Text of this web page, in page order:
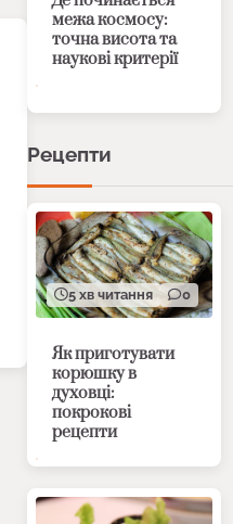
межа космосу:
точна висота та
наукові критерії
Рецепти
5 хв читання 0
Як приготувати
корюшку в
духовці:
покрокові
рецепти